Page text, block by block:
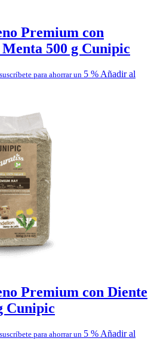
Premium con
500 g Cunipic
para ahorrar un 5 % Añadir al
Premium con Diente
Cunipic
para ahorrar un 5 % Añadir al